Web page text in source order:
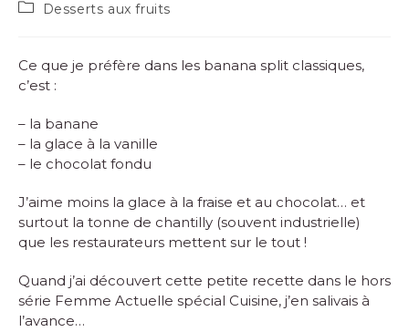
Desserts aux fruits
Ce que je préfère dans les banana split classiques,
c’est :
– la banane
– la glace à la vanille
– le chocolat fondu
J’aime moins la glace à la fraise et au chocolat… et
surtout la tonne de chantilly (souvent industrielle)
que les restaurateurs mettent sur le tout !
Quand j’ai découvert cette petite recette dans le hors
série Femme Actuelle spécial Cuisine, j’en salivais à
l’avance…